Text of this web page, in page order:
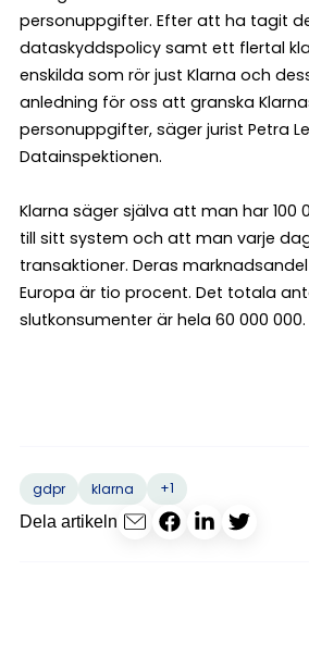
personuppgifter. Efter att ha tagit
dataskyddspolicy samt ett flertal
enskilda som rör just Klarna och
anledning för oss att granska
personuppgifter, säger jurist Petra
Datainspektionen.
Klarna säger själva att man har 100
till sitt system och att man varje
transaktioner. Deras
Europa är tio procent. Det totala
slutkonsumenter är hela 60 000 000.
gdpr klarna
+1
Dela artikeln